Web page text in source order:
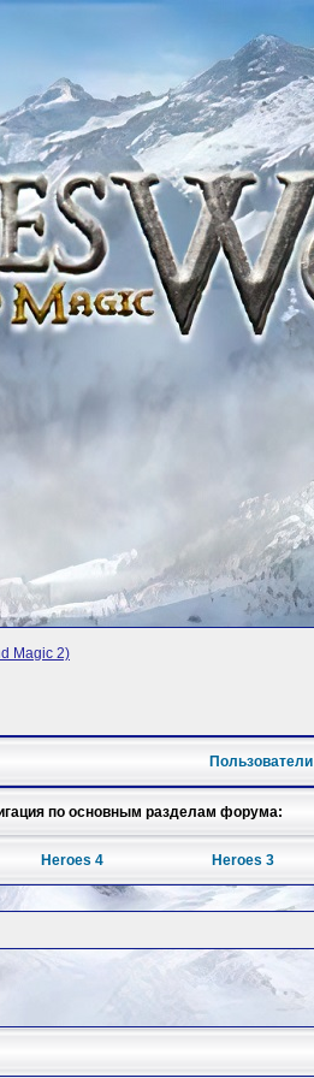
Magic 2)
Пользователи
по основным разделам форума:
Heroes 4 Heroes 3